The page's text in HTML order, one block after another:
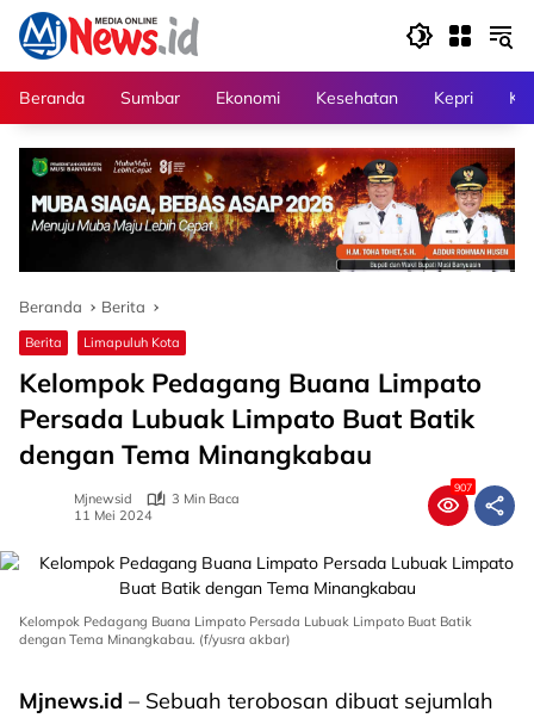
Langsung
konten
Beranda
Sumbar Ekonomi Kesehatan Kepri
Beranda Berita
Berita Limapuluh Kota
Kelompok Pedagang Buana Limpato
Persada Lubuak Limpato Buat Batik
dengan Tema Minangkabau
Mjnewsid
3 Min Baca
11 Mei 2024
907
Kelompok Pedagang Buana Limpato Persada Lubuak Limpato Buat Batik
dengan Tema Minangkabau. (f/yusra akbar)
Mjnews.id – Sebuah terobosan dibuat sejumlah